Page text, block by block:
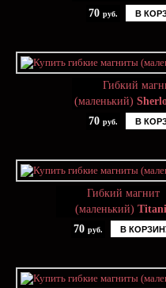
70 руб. В
Гибкий
(маленький)
70 руб. В
Гибкий магнит
(маленький)
70 руб. В